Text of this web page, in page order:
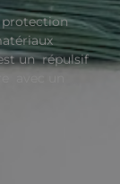
protection
un répulsif
avec un